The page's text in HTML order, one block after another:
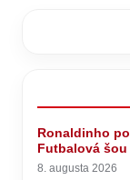
Ronaldinho
Futbalová šou
8. augusta 2026